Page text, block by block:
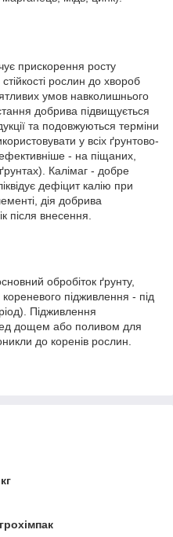
прискорення росту
рослин до хвороб
умов навколишнього
добрива підвищується
та подовжуються терміни
у всіх ґрунтово-
- на піщаних,
Калімаг - добре
дефіцит калію при
дія добрива
після внесення.
обробіток ґрунту,
підживлення - під
Підживлення
дощем або поливом для
до коренів рослин.